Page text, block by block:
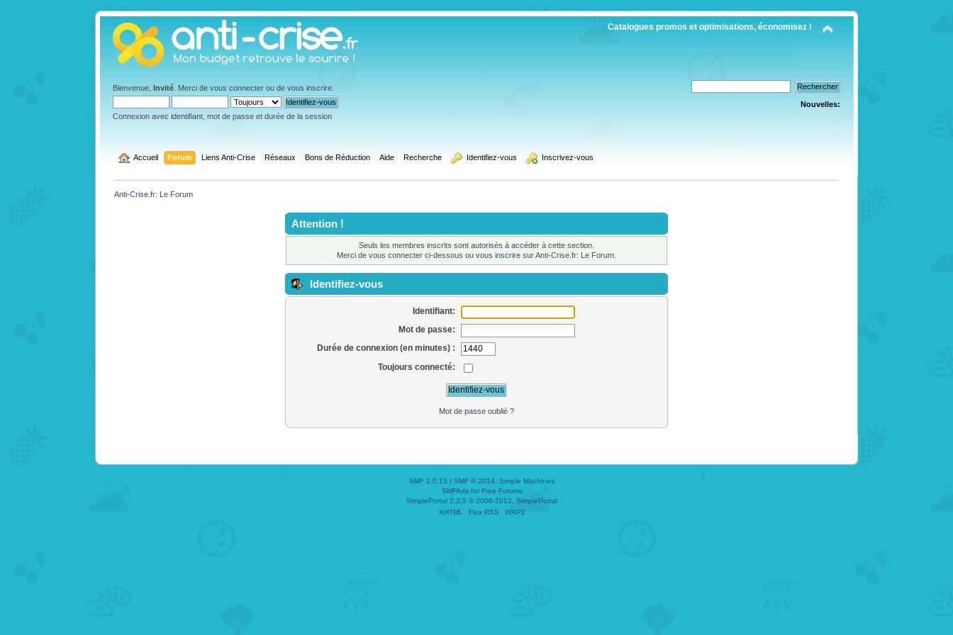
Catalogues promos et optimisations, économisez !
Bienvenue,Invité . Merci devous connecter ou devous inscrire
Connexion avec identifiant, mot de passe et durée de la session
Nouvelles:
Accueil Forum Liens Anti-Crise Réseaux Bons de Réduction Aide Recherche Identifiez-vous Inscrivez-vous
Anti-Crise.fr: Le Forum
Attention !
Seuls les membres inscrits sont autorisés à accéder à cette section.
Merci de vous connecter ci-dessous ou vous inscriresur Anti-Crise.fr: Le Forum.
Identifiez-vous
Identifiant:
Mot de passe:
Durée de connexion (en minutes) :
Toujours connecté:
Mot de passe oublié ?
SMF 2.0.15 | SMF © 2014
Simple Machines
SMFAdsfor Free Forums
SimplePortal 2.3.5 © 2008-2012, SimplePortal
XHTML
Flux RSS WAP2